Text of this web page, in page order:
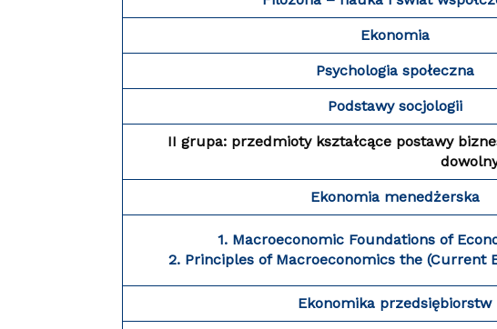
Ekonomia
Psychologia społeczna
Podstawy socjologii
II grupa: przedmioty kształcące postawy
Ekonomia menedżerska
1. Macroeconomic Foundations of
2. Principles of Macroeconomics the (Current
Ekonomika przedsiębiorstw